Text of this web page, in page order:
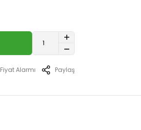
Fiyat Alarmı Paylaş